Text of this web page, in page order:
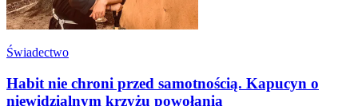
Świadectwo
Habit nie chroni przed samotnością. Kapucyn o
niewidzialnym krzyżu powołania